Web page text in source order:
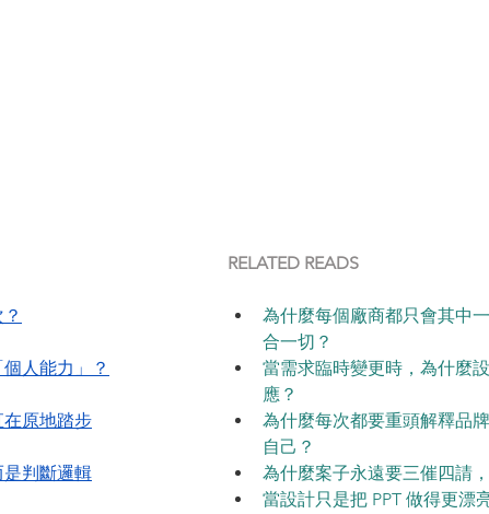
人能力」？
原地踏步
判斷邏輯
RELATED READS
為什麼每個廠商都只會其中
合一切？
當需求臨時變更時，為什麼
應？
為什麼每次都要重頭解釋品
自己？
為什麼案子永遠要三催四請
當設計只是把 PPT 做得更漂